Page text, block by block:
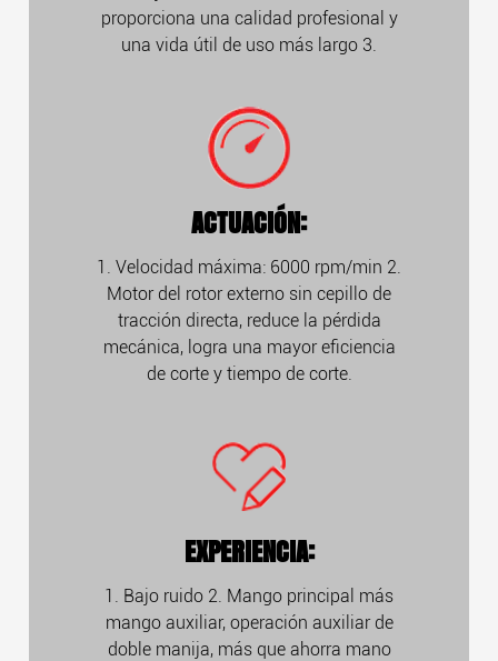
proporciona una calidad profesional y
una vida útil de uso más largo 3.
ACTUACIÓN:
1. Velocidad máxima: 6000 rpm/min 2.
Motor del rotor externo sin cepillo de
tracción directa, reduce la pérdida
mecánica, logra una mayor eficiencia
de corte y tiempo de corte.
EXPERIENCIA:
1. Bajo ruido 2. Mango principal más
mango auxiliar, operación auxiliar de
doble manija, más que ahorra mano